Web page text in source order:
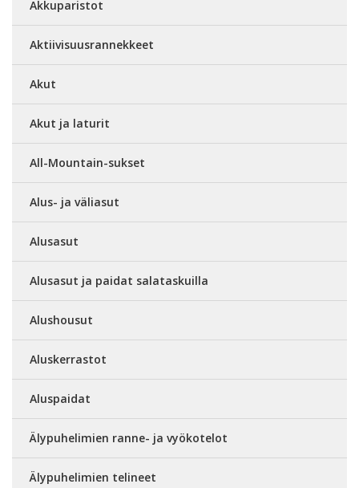
Akkuparistot
Aktiivisuusrannekkeet
Akut
Akut ja laturit
All-Mountain-sukset
Alus- ja väliasut
Alusasut
Alusasut ja paidat salataskuilla
Alushousut
Aluskerrastot
Aluspaidat
Älypuhelimien ranne- ja vyökotelot
Älypuhelimien telineet